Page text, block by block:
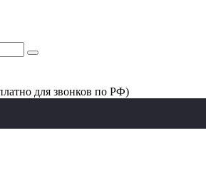
для звонков по РФ)